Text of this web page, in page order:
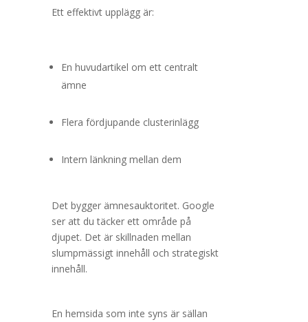
Ett effektivt upplägg är:
En huvudartikel om ett centralt
ämne
Flera fördjupande clusterinlägg
Intern länkning mellan dem
Det bygger ämnesauktoritet. Google
ser att du täcker ett område på
djupet. Det är skillnaden mellan
slumpmässigt innehåll och strategiskt
innehåll.
En hemsida som inte syns är sällan